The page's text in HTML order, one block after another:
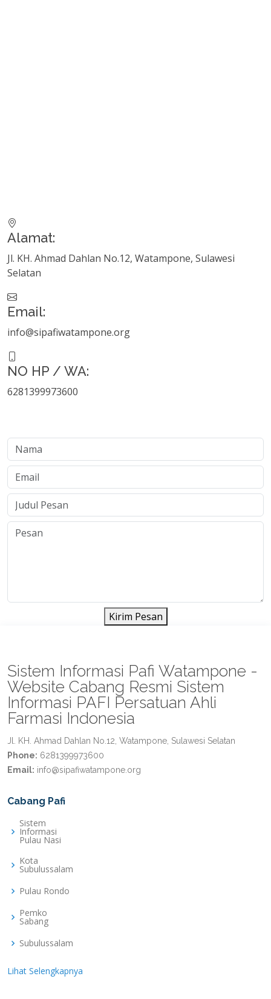
Alamat:
Jl. KH. Ahmad Dahlan No.12, Watampone, Sulawesi
Selatan
Email:
info@sipafiwatampone.org
NO HP / WA:
6281399973600
Kirim Pesan
Sistem Informasi Pafi Watampone -
Website Cabang Resmi Sistem
Informasi PAFI Persatuan Ahli
Farmasi Indonesia
Jl. KH. Ahmad Dahlan No.12, Watampone, Sulawesi Selatan
Phone: 6281399973600
Email: info@sipafiwatampone.org
Cabang Pafi
Sistem
Informasi
Pulau Nasi
Kota
Subulussalam
Pulau Rondo
Pemko
Sabang
Subulussalam
Lihat Selengkapnya